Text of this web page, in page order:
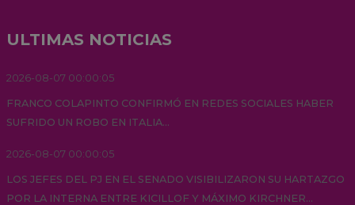
ULTIMAS NOTICIAS
2026-08-07 00:00:05
FRANCO COLAPINTO CONFIRMÓ EN REDES SOCIALES HABER
SUFRIDO UN ROBO EN ITALIA...
2026-08-07 00:00:05
LOS JEFES DEL PJ EN EL SENADO VISIBILIZARON SU HARTAZGO
POR LA INTERNA ENTRE KICILLOF Y MÁXIMO KIRCHNER...